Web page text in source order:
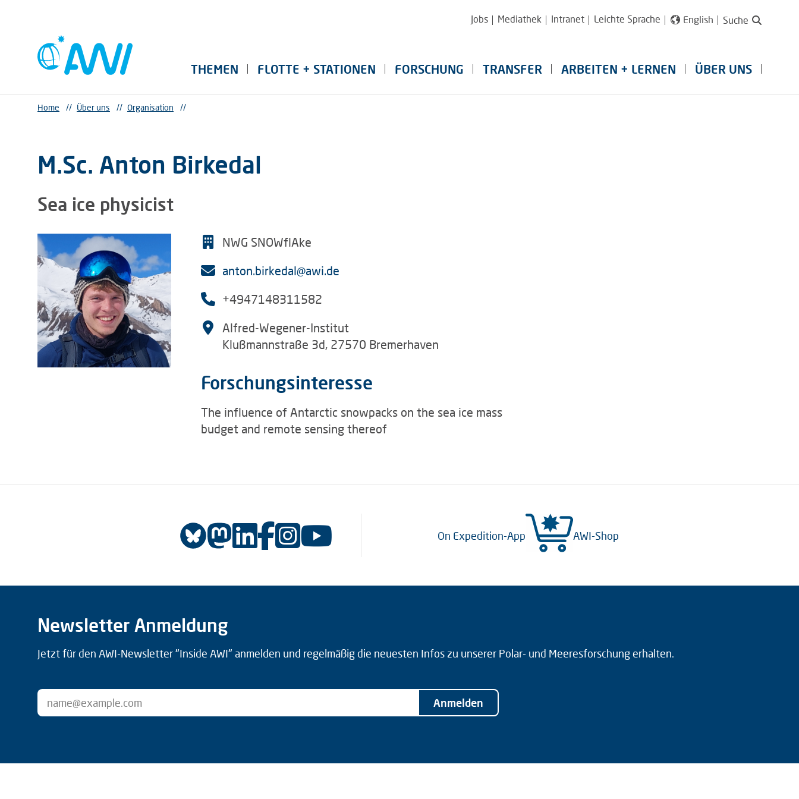
Jobs Mediathek Intranet Leichte Sprache English Suche
THEMEN FLOTTE + STATIONEN FORSCHUNG TRANSFER ARBEITEN + LERNEN ÜBER UNS
Home // Über uns // Organisation //
M.Sc. Anton Birkedal
Sea ice physicist
NWG SNOWflAke
anton.birkedal@awi.de
+4947148311582
Alfred-Wegener-Institut
Klußmannstraße 3d, 27570 Bremerhaven
Forschungsinteresse
The influence of Antarctic snowpacks on the sea ice mass
budget and remote sensing thereof
On Expedition-App AWI-Shop
Newsletter Anmeldung
Jetzt für den AWI-Newsletter "Inside AWI" anmelden und regelmäßig die neuesten Infos zu unserer Polar- und Meeresforschung erhalten.
Anmelden